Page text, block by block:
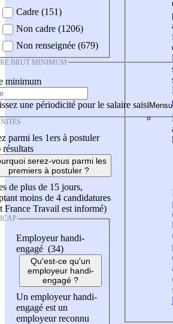
Cadre (151)
Non cadre (1206)
Non renseignée (679)
BRUT MINIMUM
minimum
une périodicité pour le salaire saisi
parmi les 1ers à postuler
résultats
serez-vous parmi les
premiers à postuler ?
de plus de 15 jours,
moins de 4 candidatures
France Travail est informé)
Employeur handi-
engagé (34)
Qu'est-ce qu'un
employeur handi-
engagé ?
Un employeur handi-
engagé est un
employeur reconnu